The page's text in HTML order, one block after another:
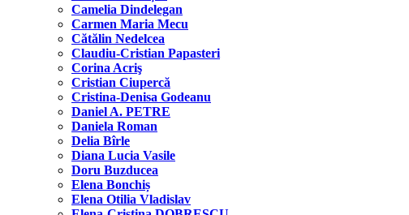
Camelia Dindelegan
Carmen Maria Mecu
Cătălin Nedelcea
Claudiu-Cristian Papasteri
Corina Acriş
Cristian Ciupercă
Cristina-Denisa Godeanu
Daniel A. PETRE
Daniela Roman
Delia Bîrle
Diana Lucia Vasile
Doru Buzducea
Elena Bonchiș
Elena Otilia Vladislav